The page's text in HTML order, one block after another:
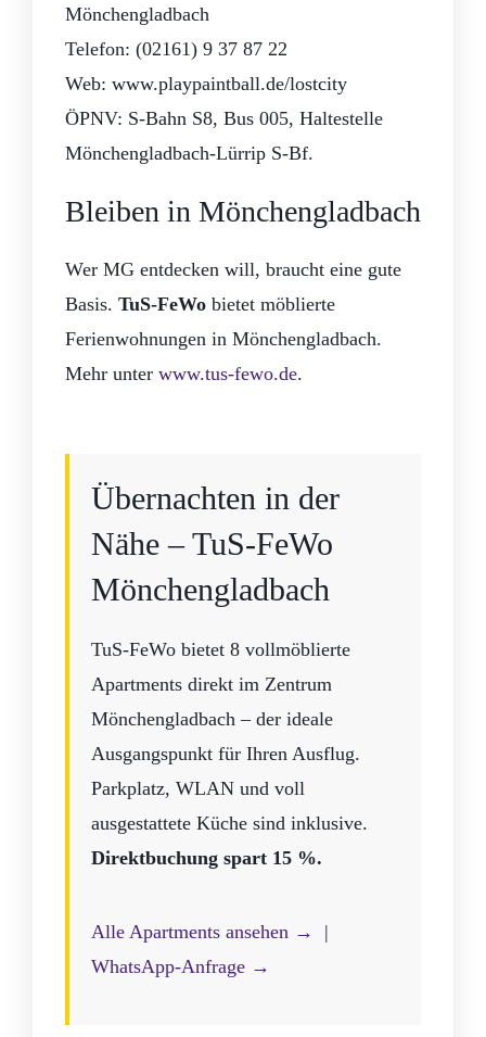
Mönchengladbach
Telefon: (02161) 9 37 87 22
Web: www.playpaintball.de/lostcity
ÖPNV: S-Bahn S8, Bus 005, Haltestelle
Mönchengladbach-Lürrip S-Bf.
Bleiben in Mönchengladbach
Wer MG entdecken will, braucht eine gute
Basis. TuS-FeWo bietet möblierte
Ferienwohnungen in Mönchengladbach.
Mehr unter www.tus-fewo.de.
Übernachten in der
Nähe – TuS-FeWo
Mönchengladbach
TuS-FeWo bietet 8 vollmöblierte
Apartments direkt im Zentrum
Mönchengladbach – der ideale
Ausgangspunkt für Ihren Ausflug.
Parkplatz, WLAN und voll
ausgestattete Küche sind inklusive.
Direktbuchung spart 15 %.
Alle Apartments ansehen →
|
WhatsApp-Anfrage →